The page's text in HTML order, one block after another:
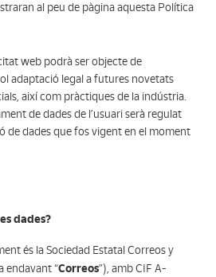
al peu de pàgina aquesta Política
web podrà ser objecte de
adaptació legal a futures novetats
així com pràctiques de la indústria.
de dades de l’usuari serà regulat
de dades que fos vigent en el moment
dades?
és la Sociedad Estatal Correos y
endavant “Correos”), amb CIF A-